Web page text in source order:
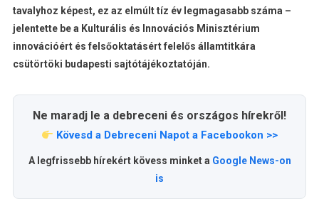
tavalyhoz képest, ez az elmúlt tíz év legmagasabb száma –
jelentette be a Kulturális és Innovációs Minisztérium
innovációért és felsőoktatásért felelős államtitkára
csütörtöki budapesti sajtótájékoztatóján.
Ne maradj le a debreceni és országos hírekről!
Kövesd a Debreceni Napot a Facebookon >>
A legfrissebb hírekért kövess minket a Google News-on
is